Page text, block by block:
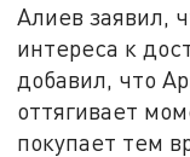
Алиев заявил,
интереса к
добавил, что
оттягивает
покупает тем